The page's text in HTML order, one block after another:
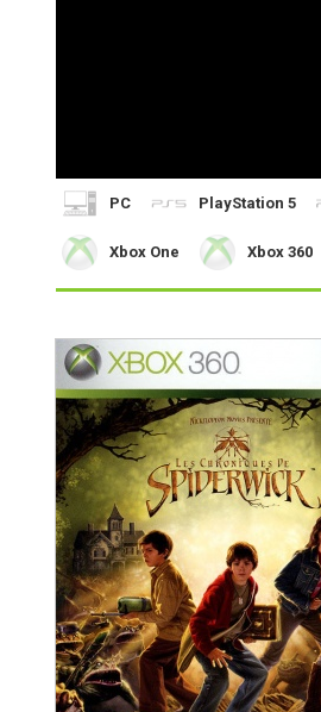
PC PlayStation 5
Xbox One Xbox 360